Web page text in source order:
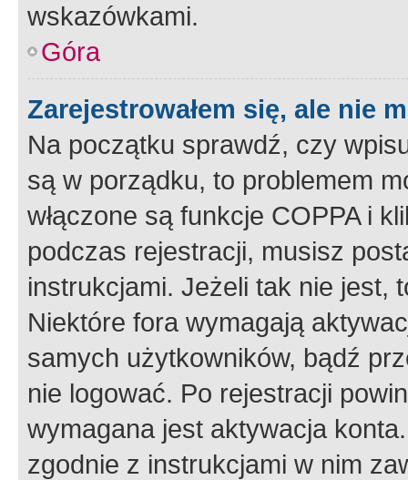
wskazówkami.
Góra
Zarejestrowałem się, ale nie
Na początku sprawdź, czy
są w porządku, to problemem
włączone są funkcje COPPA i
podczas rejestracji, musisz
instrukcjami. Jeżeli tak nie jest,
Niektóre fora wymagają
samych użytkowników, bądź
nie logować. Po rejestracji
wymagana jest aktywacja
zgodnie z instrukcjami w nim